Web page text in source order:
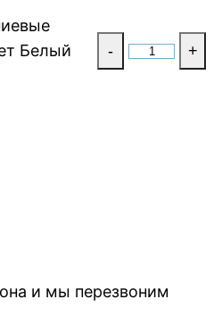
Белый
- +
и мы перезвоним